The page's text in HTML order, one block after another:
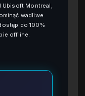
Ubisoft Montreal,
wadliwe
do 100%
offline.